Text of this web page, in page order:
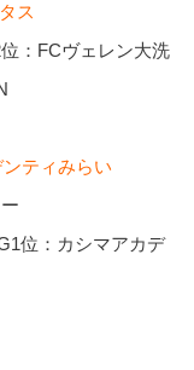
ス
：FCヴェレン大洗
ティみらい
位：カシマアカデ